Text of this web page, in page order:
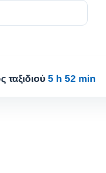
ταξιδιού 5 h 52 min